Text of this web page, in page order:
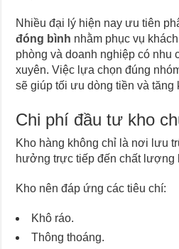
Nhiều đại lý hiện nay ưu tiên
đóng bình nhằm phục vụ
phòng và doanh nghiệp có nhu
xuyên. Việc lựa chọn đúng
sẽ giúp tối ưu dòng tiền và tăng
Chi phí đầu tư kho
Kho hàng không chỉ là nơi lưu
hưởng trực tiếp đến chất lượng
Kho nên đáp ứng các tiêu chí:
Khô ráo.
Thông thoáng.